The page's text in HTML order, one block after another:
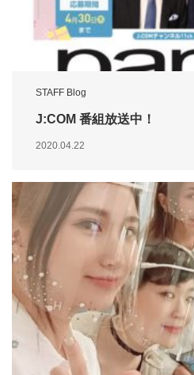
STAFF Blog
J:COM 番組放送中！
2020.04.22